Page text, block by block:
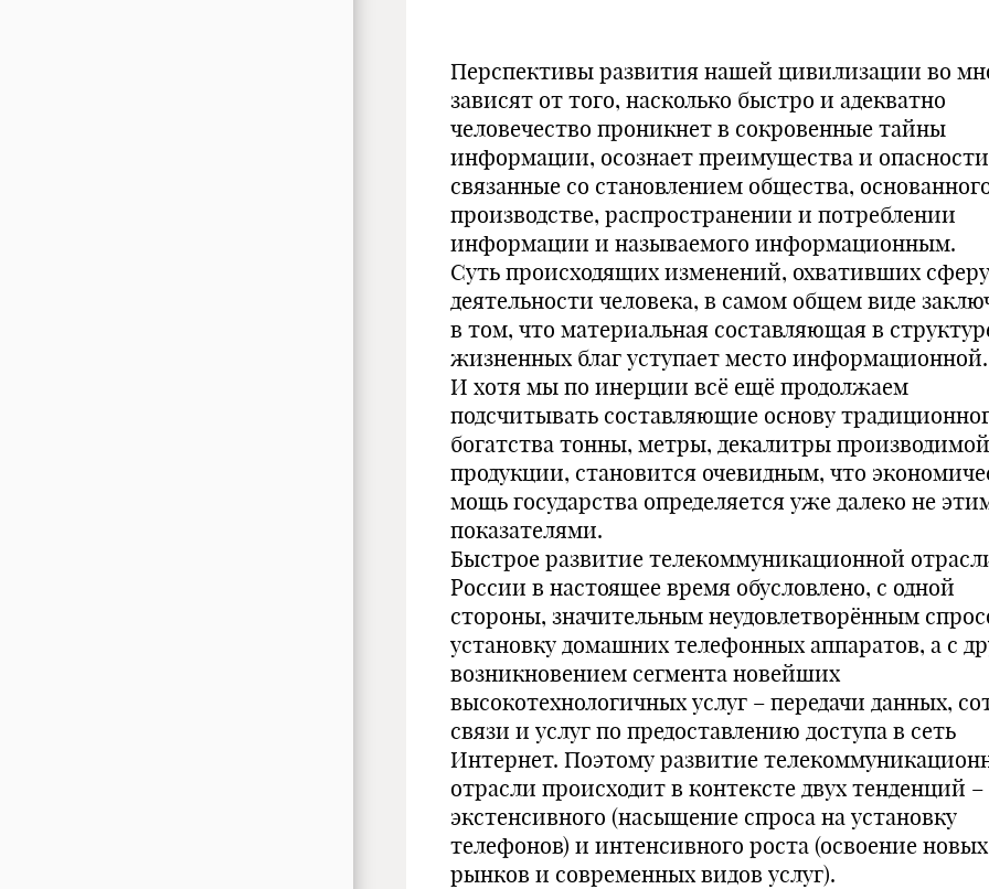
Перспективы развития нашей цивилизации во
зависят от того, насколько быстро и адекватно
человечество проникнет в сокровенные тайны
информации, осознает преимущества и
связанные со становлением общества,
производстве, распространении и потреблении
информации и называемого информационным.
Суть происходящих изменений, охвативших сферу
деятельности человека, в самом общем виде
в том, что материальная составляющая в
жизненных благ уступает место информационной.
И хотя мы по инерции всё ещё продолжаем
подсчитывать составляющие основу
богатства тонны, метры, декалитры производимой
продукции, становится очевидным, что
мощь государства определяется уже далеко не
показателями.
Быстрое развитие телекоммуникационной
России в настоящее время обусловлено, с одной
стороны, значительным неудовлетворённым
установку домашних телефонных аппаратов, а с
возникновением сегмента новейших
высокотехнологичных услуг – передачи данных,
связи и услуг по предоставлению доступа в сеть
Интернет. Поэтому развитие
отрасли происходит в контексте двух тенденций –
экстенсивного (насыщение спроса на установку
телефонов) и интенсивного роста (освоение новых
рынков и современных видов услуг).